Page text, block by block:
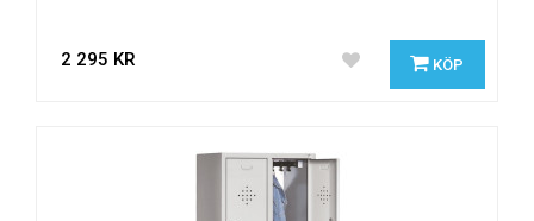
2 295 KR KÖP